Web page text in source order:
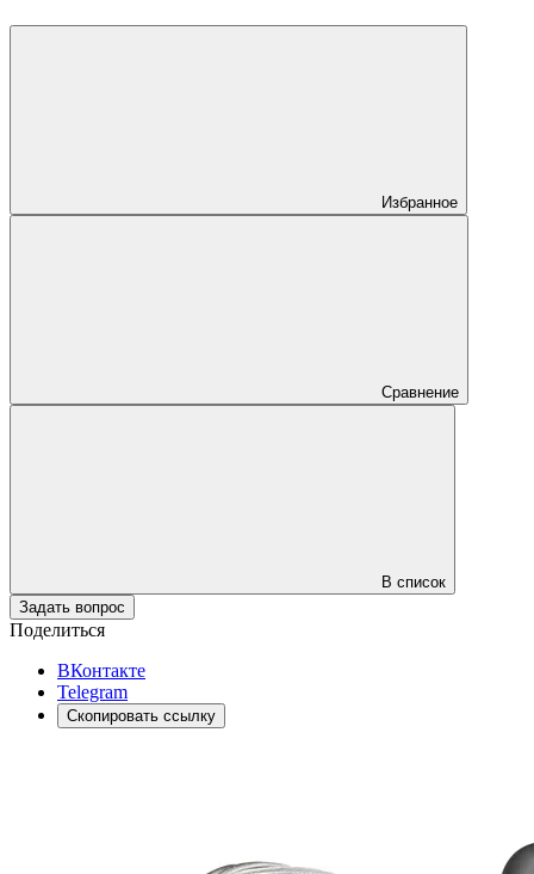
Избранное
Сравнение
В список
Задать вопрос
Поделиться
ВКонтакте
Telegram
Скопировать ссылку